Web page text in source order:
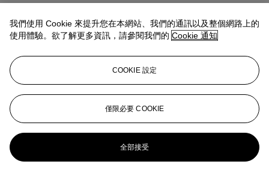
Allison ImmergutVice President, Specialist, Co-Head of Day Sale
查閱狀況報告或聯絡我們查詢更多拍品資料
aimmergut@christies.com
登入
瀏覽狀況報告
更多來自 戰後及當代藝術日間拍賣
我們使用 Cookie 來提升您在本網站、我們的通訊以及整個網路上的
使用體驗。欲了解更多資訊，請參閱我們的 Cookie 通知
COOKIE 設定
僅限必要 COOKIE
全部接受